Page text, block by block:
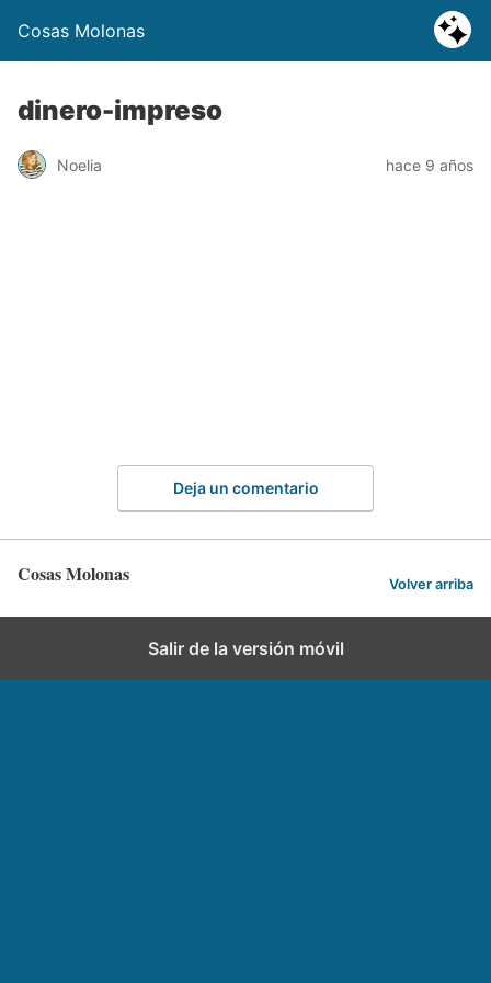
Cosas Molonas
dinero-impreso
Noelia hace 9 años
Deja un comentario
Cosas Molonas Volver arriba
Salir de la versión móvil